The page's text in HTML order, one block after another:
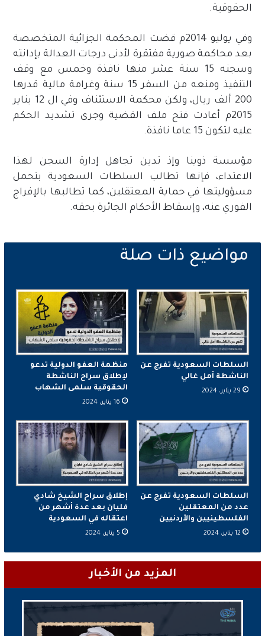
الحقوقية.
وفي يوليو 2014م قضت المحكمة الجزائية المتخصصة
بعد محاكمة صورية مفتقرة لأدنى درجات العدالة بإدانته
وسجنه 15 سنة عشر منها نافذة وخمس مع وقف
التنفيذ ومنعه من السفر 15 سنة وغرامة مالية قدرها
200 ألف ريال، ولكن محكمة الاستئناف وفي ال 12 يناير
2015م أعادت فتح ملف القضية وجرى تشديد الحكم
عليه لتكون 15 عاما نافذة.
مؤسسة ذوينا وإذ تدين تجاهل إدارة السجن لهذا
الاعتداء، فإنها تطالب السلطات السعودية بتحمل
مسؤوليتها في حماية المعتقلين، كما تطالبها بالإفراج
الفوري عنه، وإسقاط الأحكام الجائرة بحقه.
السلطات السعودية تفرج عن
الناشطة أمل غالي
29 يناير، 2024
منظمة العفو الدولية تدعو
لإطلاق سراح الناشطة
الحقوقية سلمى الشهاب
16 يناير، 2024
السلطات السعودية تفرج عن
عدد من المعتقلين
الفلسطينيين والأردنيين
12 يناير، 2024
إطلاق سراح الشيخ شادي
فليان بعد عدة أشهر من
اعتقاله في السعودية
5 يناير، 2024
المزيد من الأخبار